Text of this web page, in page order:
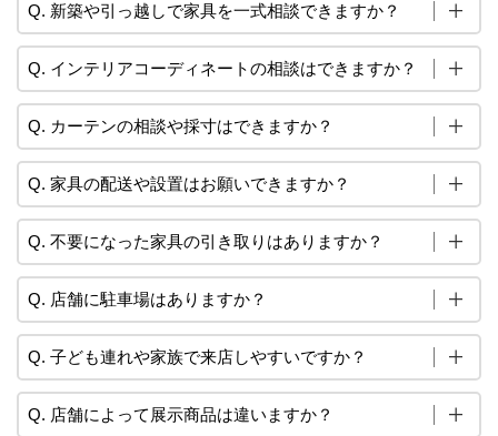
Q. 新築や引っ越しで家具を一式相談できますか？
Q. インテリアコーディネートの相談はできますか？
Q. カーテンの相談や採寸はできますか？
Q. 家具の配送や設置はお願いできますか？
Q. 不要になった家具の引き取りはありますか？
Q. 店舗に駐車場はありますか？
Q. 子ども連れや家族で来店しやすいですか？
Q. 店舗によって展示商品は違いますか？